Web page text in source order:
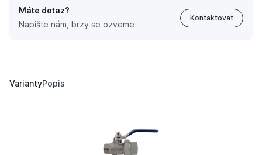
Máte dotaz?
Napište nám, brzy se ozveme
Kontaktovat
VariantyPopis